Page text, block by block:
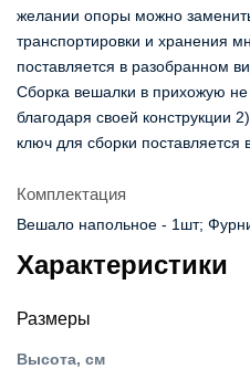
желании опоры можно
транспортировки и хранения
поставляется в разобранном
Сборка вешалки в прихожую
благодаря своей конструкции
ключ для сборки поставляется
Комплектация
Вешало напольное - 1шт;
Характеристики
Размеры
Высота, см